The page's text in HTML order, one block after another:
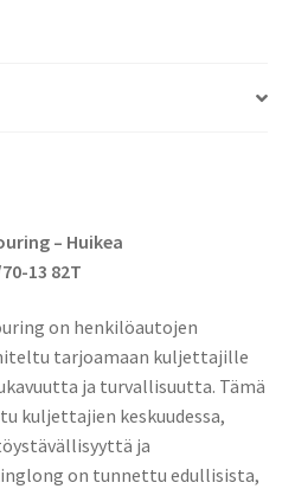
– Huikea
13 82T
on henkilöautojen
tarjoamaan kuljettajille
ja turvallisuutta. Tämä
kuljettajien keskuudessa,
ja
on tunnettu edullisista,